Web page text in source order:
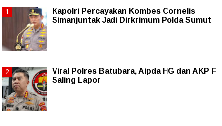
Kapolri Percayakan Kombes Cornelis
Simanjuntak Jadi Dirkrimum Polda Sumut
Viral Polres Batubara, Aipda HG dan AKP F
Saling Lapor